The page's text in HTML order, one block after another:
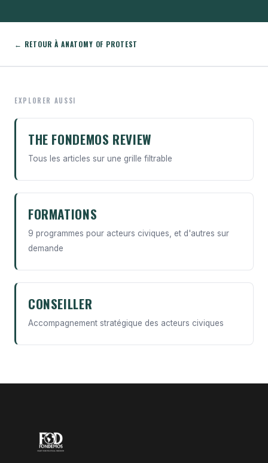
← RETOUR À ANATOMY OF PROTEST
EXPLORER AUSSI
THE FONDEMOS REVIEW
Tous les articles sur une grille filtrable
FORMATIONS
9 programmes pour acteurs civiques, et d'autres sur
demande
CONSEILLER
Accompagnement stratégique des acteurs civiques